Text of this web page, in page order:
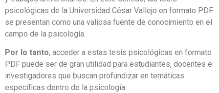
psicológicas de la Universidad César Vallejo en formato PDF
se presentan como una valiosa fuente de conocimiento en el
campo de la psicología.
Por lo tanto, acceder a estas tesis psicológicas en formato
PDF puede ser de gran utilidad para estudiantes, docentes e
investigadores que buscan profundizar en temáticas
específicas dentro de la psicología.